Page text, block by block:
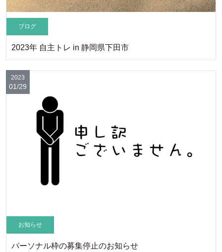
ブログ
2023年 自主トレ in 静岡県下田市
お知らせ
パーソナル枠の募集停止のお知らせ
2023
01/29